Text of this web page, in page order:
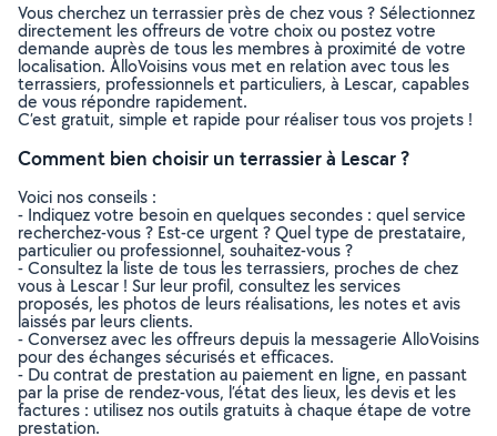
Vous cherchez un terrassier près de chez vous ? Sélectionnez
directement les offreurs de votre choix ou postez votre
demande auprès de tous les membres à proximité de votre
localisation. AlloVoisins vous met en relation avec tous les
terrassiers, professionnels et particuliers, à Lescar, capables
de vous répondre rapidement.
C’est gratuit, simple et rapide pour réaliser tous vos projets !
Comment bien choisir un terrassier à Lescar ?
Voici nos conseils :
- Indiquez votre besoin en quelques secondes : quel service
recherchez-vous ? Est-ce urgent ? Quel type de prestataire,
particulier ou professionnel, souhaitez-vous ?
- Consultez la liste de tous les terrassiers, proches de chez
vous à Lescar ! Sur leur profil, consultez les services
proposés, les photos de leurs réalisations, les notes et avis
laissés par leurs clients.
- Conversez avec les offreurs depuis la messagerie AlloVoisins
pour des échanges sécurisés et efficaces.
- Du contrat de prestation au paiement en ligne, en passant
par la prise de rendez-vous, l’état des lieux, les devis et les
factures : utilisez nos outils gratuits à chaque étape de votre
prestation.